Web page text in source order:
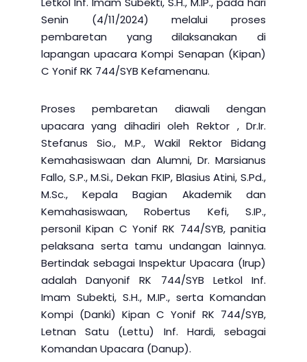
Senin (4/11/2024) melalui proses
pembaretan yang dilaksanakan di
lapangan upacara Kompi Senapan (Kipan)
C Yonif RK 744/SYB Kefamenanu.
Proses pembaretan diawali dengan
upacara yang dihadiri oleh Rektor , Dr.Ir.
Stefanus Sio., M.P., Wakil Rektor Bidang
Kemahasiswaan dan Alumni, Dr. Marsianus
Fallo, S.P., M.Si., Dekan FKIP, Blasius Atini, S.Pd.,
M.Sc., Kepala Bagian Akademik dan
Kemahasiswaan, Robertus Kefi, S.IP.,
personil Kipan C Yonif RK 744/SYB, panitia
pelaksana serta tamu undangan lainnya.
Bertindak sebagai Inspektur Upacara (Irup)
adalah Danyonif RK 744/SYB Letkol Inf.
Imam Subekti, S.H., M.IP., serta Komandan
Kompi (Danki) Kipan C Yonif RK 744/SYB,
Letnan Satu (Lettu) Inf. Hardi, sebagai
Komandan Upacara (Danup).